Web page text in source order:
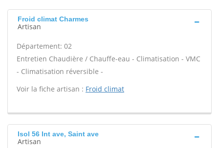
Froid climat Charmes
Artisan
Département: 02
Entretien Chaudière / Chauffe-eau - Climatisation - VMC
- Climatisation réversible -
Voir la fiche artisan : Froid climat
Isol 56 Int ave, Saint ave
Artisan